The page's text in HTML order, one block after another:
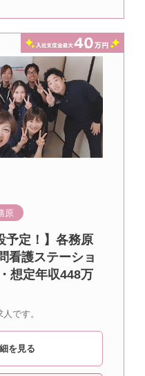
原
予定！】各務原
看護ステーショ
想定年収448万
です。
を見る